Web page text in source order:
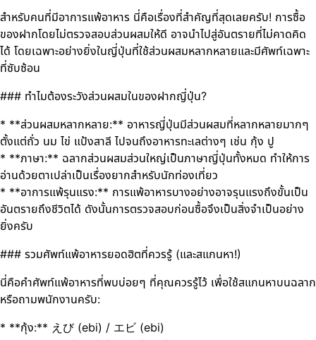
สำหรับคนที่มีอาการแพ้อาหาร นี่คือเรื่องที่สำคัญที่สุดเลยครับ! การซื้อ
ของฝากโดยไม่ตรวจสอบส่วนผสมให้ดี อาจนำไปสู่อันตรายที่ไม่คาดคิด
ได้ โดยเฉพาะอย่างยิ่งในญี่ปุ่นที่ใช้ส่วนผสมหลากหลายและมีศัพท์เฉพาะ
ที่ซับซ้อน
### ทำไมต้องระวังส่วนผสมในของฝากญี่ปุ่น?
* **ส่วนผสมหลากหลาย:** อาหารญี่ปุ่นมีส่วนผสมที่หลากหลายมากๆ
ตั้งแต่ถั่ว นม ไข่ แป้งสาลี ไปจนถึงอาหารทะเลต่างๆ เช่น กุ้ง ปู
* **ภาษา:** ฉลากส่วนผสมส่วนใหญ่เป็นภาษาญี่ปุ่นทั้งหมด ทำให้การ
อ่านด้วยตาเปล่าเป็นเรื่องยากสำหรับนักท่องเที่ยว
* **อาการแพ้รุนแรง:** การแพ้อาหารบางอย่างอาจรุนแรงถึงขั้นเป็น
อันตรายถึงชีวิตได้ ดังนั้นการตรวจสอบก่อนซื้อจึงเป็นสิ่งจำเป็นอย่าง
ยิ่งครับ
### รวมศัพท์แพ้อาหารยอดฮิตที่ควรรู้ (และสแกนหา!)
นี่คือคำศัพท์แพ้อาหารที่พบบ่อยๆ ที่คุณควรรู้ไว้ เพื่อใช้สแกนหาบนฉลาก
หรือถามพนักงานครับ:
* **กุ้ง:** えび (ebi) / エビ (ebi)